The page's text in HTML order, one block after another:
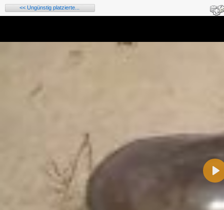
<< Ungünstig platzierte...